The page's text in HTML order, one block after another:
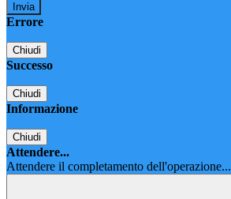
Errore
Chiudi
Successo
Chiudi
Informazione
Chiudi
Attendere...
Attendere il completamento dell'operazione...